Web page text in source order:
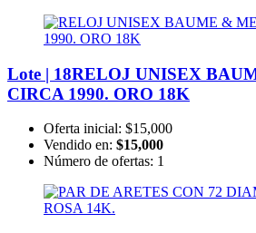
Lote | 18RELOJ UNISEX
CIRCA 1990. ORO 18K
Oferta inicial: $15,000
Vendido en: $15,000
Número de ofertas: 1